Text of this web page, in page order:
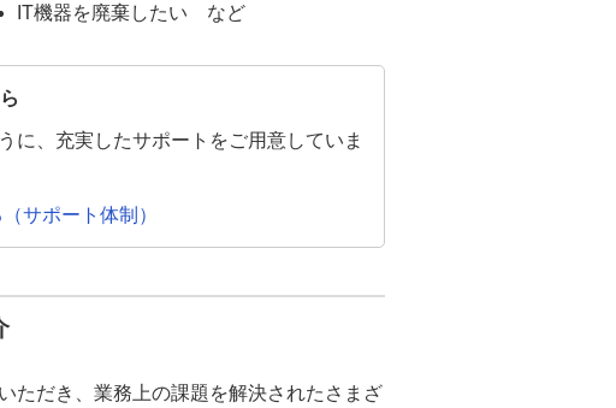
IT機器を廃棄したい など
に、充実したサポートをご用意していま
サポート体制）
ただき、業務上の課題を解決されたさまざ